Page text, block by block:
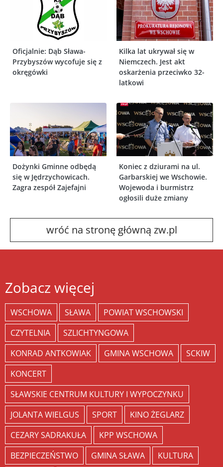
Oficjalnie: Dąb Sława-
Przybyszów wycofuje się z
okręgówki
Kilka lat ukrywał się w
Niemczech. Jest akt
oskarżenia przeciwko 32-
latkowi
Dożynki Gminne odbędą
się w Jędrzychowicach.
Zagra zespół Zajefajni
Koniec z dziurami na ul.
Garbarskiej we Wschowie.
Wojewoda i burmistrz
ogłosili duże zmiany
wróć na stronę główną zw.pl
Zobacz więcej
WSCHOWA SŁAWA
POWIAT WSCHOWSKI
CZYTELNIA
SZLICHTYNGOWA
KONRAD ANTKOWIAK
GMINA WSCHOWA
SCKIW
KONCERT
SŁAWSKIE CENTRUM KULTURY I WYPOCZYNKU
JOLANTA WIELGUS
SPORT
KINO ŻEGLARZ
CEZARY SADRAKUŁA
KPP WSCHOWA
BEZPIECZEŃSTWO
GMINA SŁAWA
KULTURA